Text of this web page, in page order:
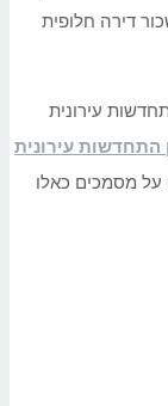
דירה חלופית
עירונית
התחדשות עירונית
על מסמכים כאלו